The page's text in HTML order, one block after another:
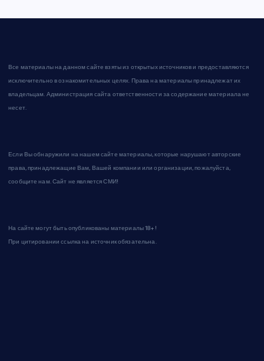
Все материалы на данном сайте взяты из открытых источников и предоставляются
исключительно в ознакомительных целях. Права на материалы принадлежат их
владельцам. Администрация сайта ответственности за содержание материала не
несет.
Если Вы обнаружили на нашем сайте материалы, которые нарушают авторские
права, принадлежащие Вам, Вашей компании или организации, пожалуйста,
сообщите нам. Сайт не является СМИ!
На сайте могут быть опубликованы материалы 18+!
При цитировании ссылка на источник обязательна.